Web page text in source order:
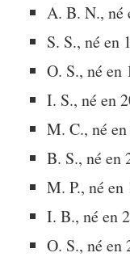
A. B. N., né
S. S., né en
O. S., né en
I. S., né en
M. C., né
B. S., né en
M. P., né en
I. B., né en
O. S., né en